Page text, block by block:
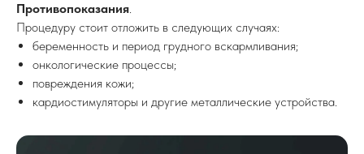
Противопоказания.
Процедуру стоит отложить в следующих случаях:
беременность и период грудного вскармливания;
онкологические процессы;
повреждения кожи;
кардиостимуляторы и другие металлические устройства.